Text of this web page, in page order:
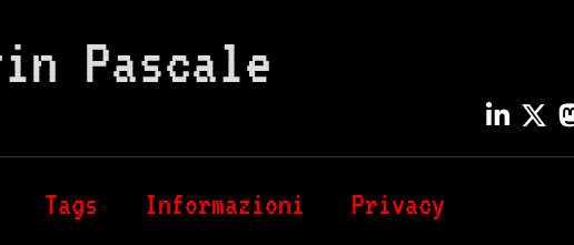
Pascale
Tags Informazioni Privacy